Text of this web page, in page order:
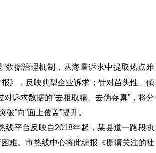
数据治理机制，从海量诉求中提取热点难
》，反映典型企业诉求；针对苗头性、倾
诉求数据的“去粗取精、去伪存真”，将分
”向“面上覆盖”提升。
平台反映自2018年起，某县道一路段执
难。市热线中心将此编报《提请关注的社